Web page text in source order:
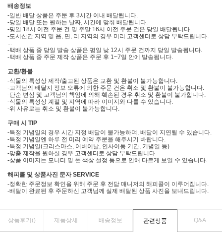
배송정보
-일반 배달 상품은 주문 후 3시간 이내 배달됩니다.
-당일 배달 또는 원하는 날짜, 시간에 맞춰 배달됩니다.
-평일 18시 이전 주문 건 및 주말 16시 이전 주문 건은 당일 배달됩니다.
-도서산간 지역 및 읍, 면, 리 지역의 경우 미리 고객센터로 상담 부탁드립니다.
-택배 상품 중 당일 발송 상품은 평일 낮 12시 주문 건까지 당일 발송됩니다.
-택배 상품 중 주문 제작 상품은 주문 후 1~7일 안에 발송됩니다.
교환/환불
-식물의 특성상 제작/출고된 상품은 교환 및 환불이 불가능합니다.
-고객님의 배달지 정보 오류에 의한 주문 건은 취소 및 환불이 불가능합니다.
-단순 변심 및 고객님의 책임에 의해 훼손된 경우 취소 및 환불이 불가합니다.
-식물의 특성상 계절 및 지역에 따라 이미지와 다를 수 있습니다.
-위 사유로는 취소 및 환불이 불가능합니다.
구매 시 TIP
-특정 기념일의 경우 시간 지정 배달이 불가능하며, 배달이 지연될 수 있습니다.
-특정 기념일엔 하루 전 미리 예약 주문을 해주시기 바랍니다.
-특정 기념일(크리스마스, 어버이날, 인사이동 기간, 기념일 등)
-맞춤 제작을 원하실 경우 고객센터로 상담 부탁드립니다.
-상품 이미지는 모니터 및 폰 색상 설정 등으로 인해 다르게 보일 수 있습니다.
해피콜 및 상품사진 문자 SERVICE
-정확한 주문정보 확인을 위해 주문 후 전담 매니저의 해피콜이 이루어집니다.
-배달이 완료된 후 주문하신 고객님께 실제 배달된 상품 사진을 보내드립니다.
상품후기() 제품상세 배송정보 관련상품 Q&A